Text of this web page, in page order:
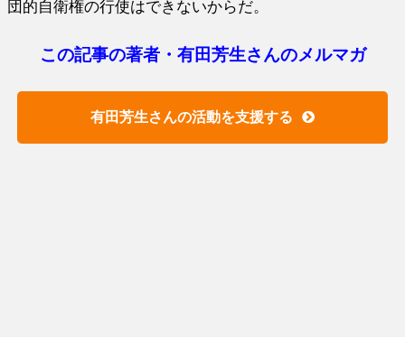
団的自衛権の行使はできないからだ。
この記事の著者・有田芳生さんのメルマガ
有田芳生さんの活動を支援する